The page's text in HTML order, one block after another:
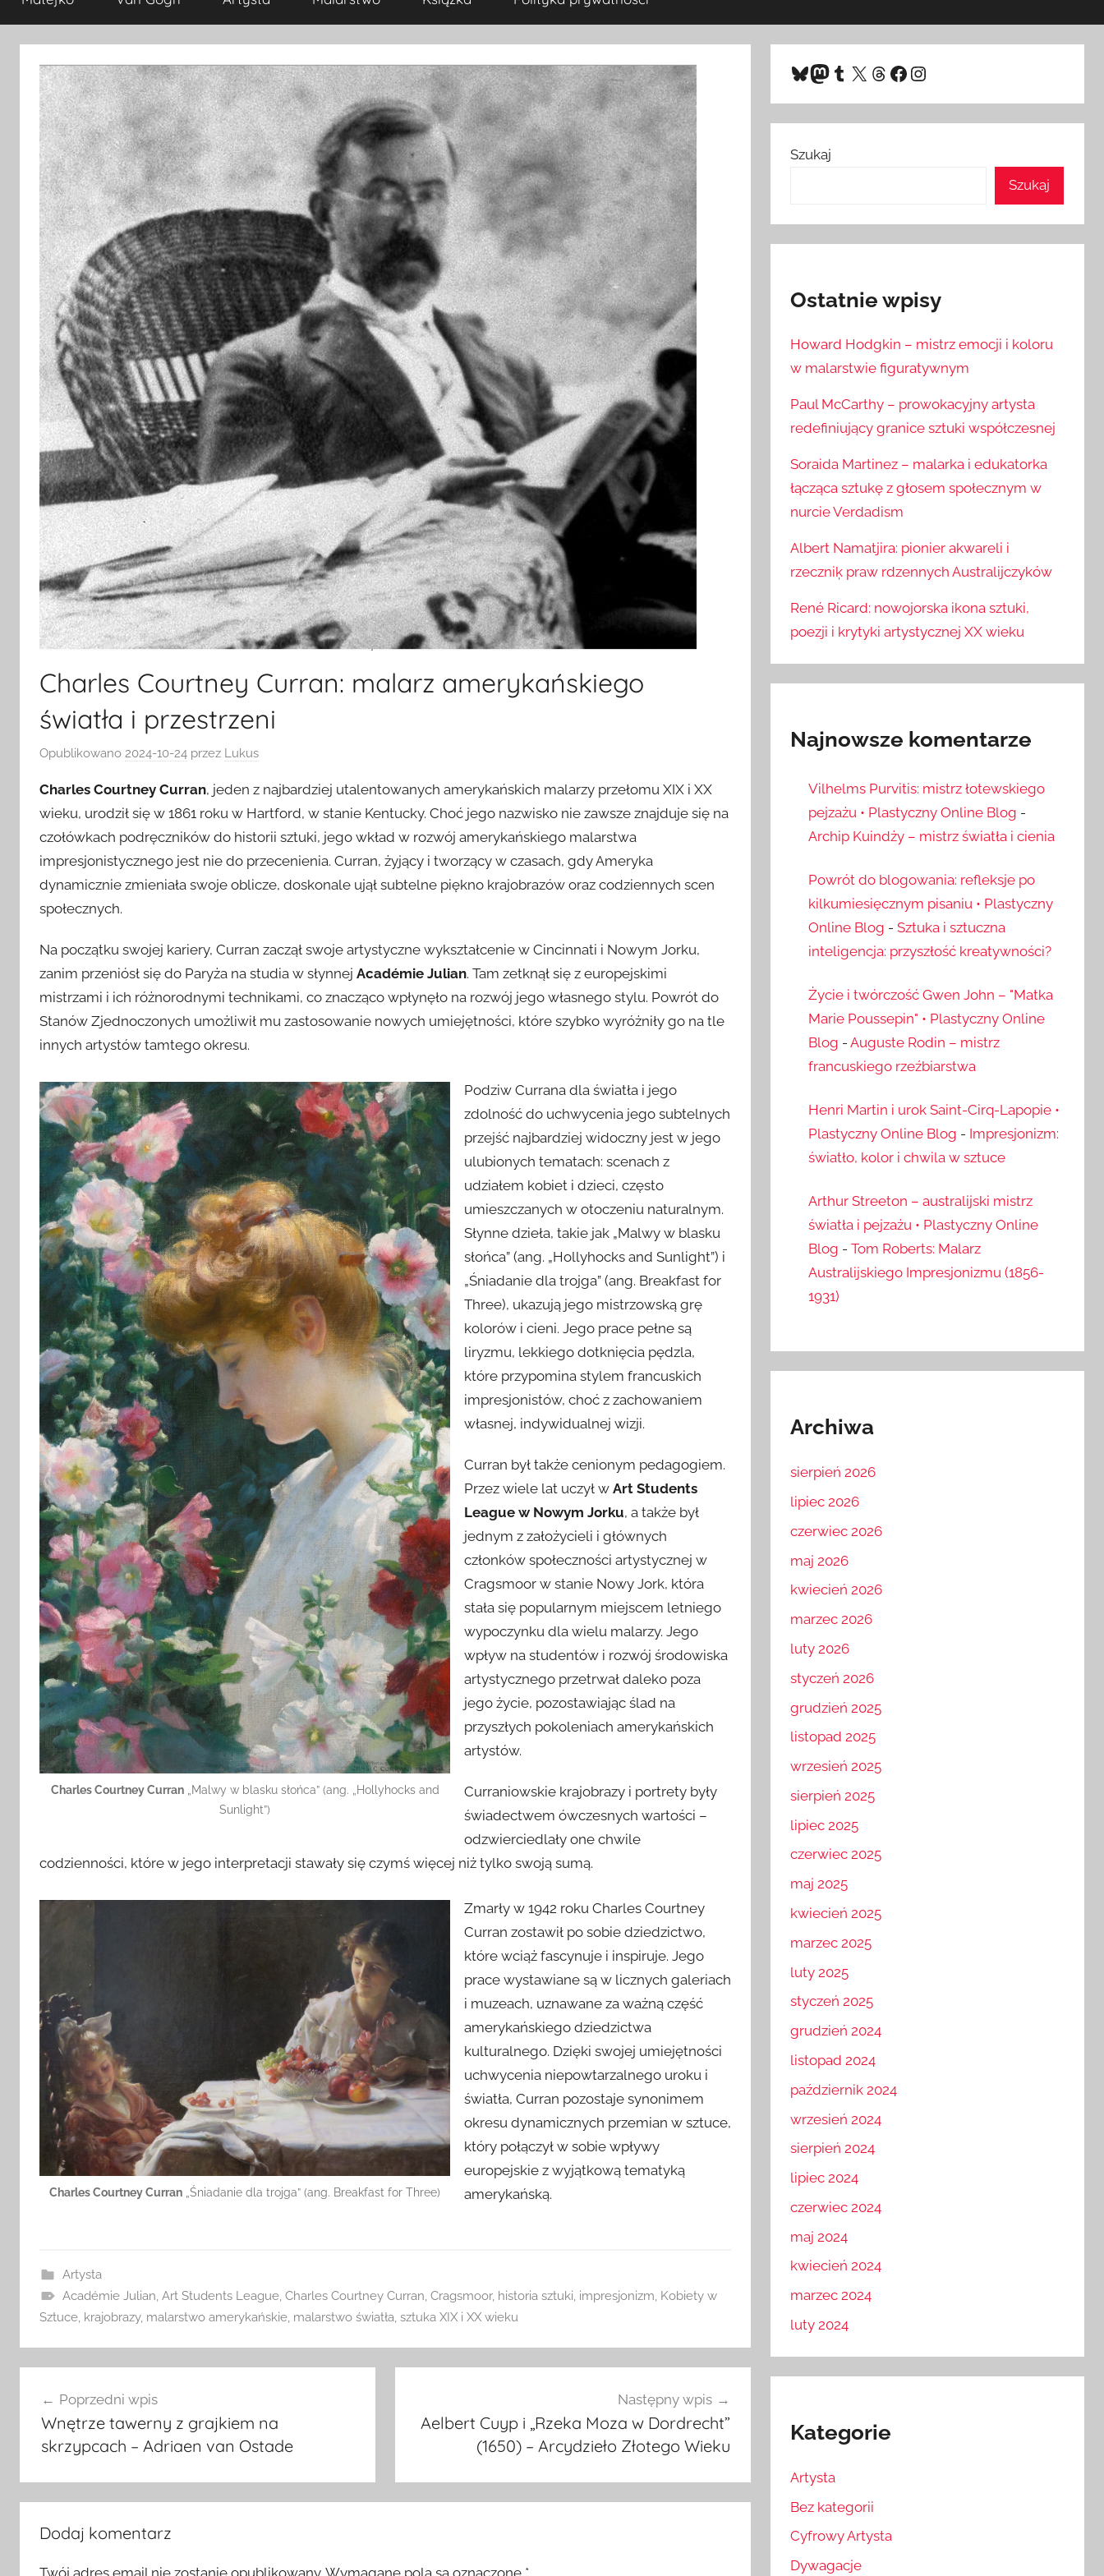
Charles Courtney Curran: malarz amerykańskiego
światła i przestrzeni
Opublikowano 2024-10-24 przez Lukus
Charles Courtney Curran, jeden z najbardziej utalentowanych amerykańskich malarzy przełomu XIX i XX
wieku, urodził się w 1861 roku w Hartford, w stanie Kentucky. Choć jego nazwisko nie zawsze znajduje się na
czołówkach podręczników do historii sztuki, jego wkład w rozwój amerykańskiego malarstwa
impresjonistycznego jest nie do przecenienia. Curran, żyjący i tworzący w czasach, gdy Ameryka
dynamicznie zmieniała swoje oblicze, doskonale ujął subtelne piękno krajobrazów oraz codziennych scen
społecznych.
Na początku swojej kariery, Curran zaczął swoje artystyczne wykształcenie w Cincinnati i Nowym Jorku,
zanim przeniósł się do Paryża na studia w słynnej Académie Julian. Tam zetknął się z europejskimi
mistrzami i ich różnorodnymi technikami, co znacząco wpłynęło na rozwój jego własnego stylu. Powrót do
Stanów Zjednoczonych umożliwił mu zastosowanie nowych umiejętności, które szybko wyróżniły go na tle
innych artystów tamtego okresu.
Charles Courtney Curran„Malwy w blasku słońca” (ang. „Hollyhocks and
Sunlight”)
Podziw Currana dla światła i jego
zdolność do uchwycenia jego subtelnych
przejść najbardziej widoczny jest w jego
ulubionych tematach: scenach z
udziałem kobiet i dzieci, często
umieszczanych w otoczeniu naturalnym.
Słynne dzieła, takie jak „Malwy w blasku
słońca” (ang. „Hollyhocks and Sunlight”) i
„Śniadanie dla trojga” (ang. Breakfast for
Three), ukazują jego mistrzowską grę
kolorów i cieni. Jego prace pełne są
liryzmu, lekkiego dotknięcia pędzla,
które przypomina stylem francuskich
impresjonistów, choć z zachowaniem
własnej, indywidualnej wizji.
Curran był także cenionym pedagogiem.
Przez wiele lat uczył w Art Students
League w Nowym Jorku, a także był
jednym z założycieli i głównych
członków społeczności artystycznej w
Cragsmoor w stanie Nowy Jork, która
stała się popularnym miejscem letniego
wypoczynku dla wielu malarzy. Jego
wpływ na studentów i rozwój środowiska
artystycznego przetrwał daleko poza
jego życie, pozostawiając ślad na
przyszłych pokoleniach amerykańskich
artystów.
Curraniowskie krajobrazy i portrety były
świadectwem ówczesnych wartości –
odzwierciedlały one chwile
codzienności, które w jego interpretacji stawały się czymś więcej niż tylko swoją sumą.
Charles Courtney Curran „Śniadanie dla trojga” (ang. Breakfast for Three)
Zmarły w 1942 roku Charles Courtney
Curran zostawił po sobie dziedzictwo,
które wciąż fascynuje i inspiruje. Jego
prace wystawiane są w licznych galeriach
i muzeach, uznawane za ważną część
amerykańskiego dziedzictwa
kulturalnego. Dzięki swojej umiejętności
uchwycenia niepowtarzalnego uroku i
światła, Curran pozostaje synonimem
okresu dynamicznych przemian w sztuce,
który połączył w sobie wpływy
europejskie z wyjątkową tematyką
amerykańską.
Artysta
Académie Julian Art Students League, Charles Courtney Curran Cragsmoor, historia sztuki impresjonizm Kobiety w
Sztuce krajobrazy, malarstwo amerykańskie malarstwo światła sztuka XIX i XX wieku
wpisuPoprzedni wpis
Wnętrze tawerny z grajkiem na
skrzypcach – Adriaen van Ostade
Następny wpis
Aelbert Cuyp i „Rzeka Moza w Dordrecht”
(1650) – Arcydzieło Złotego Wieku
Dodaj komentarz
Twój adres email nie zostanie opublikowany. Wymagane pola są oznaczone *
Bluesky
Mastodon
Tumblr
X Threads
Facebook
Instagram
Szukaj
Szukaj
Ostatnie wpisy
Howard Hodgkin – mistrz emocji i koloru
w malarstwie figuratywnym
Paul McCarthy – prowokacyjny artysta
redefiniujący granice sztuki współczesnej
Soraida Martinez – malarka i edukatorka
łącząca sztukę z głosem społecznym w
nurcie Verdadism
Albert Namatjira: pionier akwareli i
rzeczniķ praw rdzennych Australijczyków
René Ricard: nowojorska ikona sztuki,
poezji i krytyki artystycznej XX wieku
Najnowsze komentarze
Vilhelms Purvitis: mistrz łotewskiego
pejzażu • Plastyczny Online Blog -
Archip Kuindży – mistrz światła i cienia
Powrót do blogowania: refleksje po
kilkumiesięcznym pisaniu • Plastyczny
Online Blog - Sztuka i sztuczna
inteligencja: przyszłość kreatywności?
Życie i twórczość Gwen John – "Matka
Marie Poussepin" • Plastyczny Online
Blog - Auguste Rodin – mistrz
francuskiego rzeźbiarstwa
Henri Martin i urok Saint-Cirq-Lapopie •
Plastyczny Online Blog - Impresjonizm:
światło, kolor i chwila w sztuce
Arthur Streeton – australijski mistrz
światła i pejzażu • Plastyczny Online
Blog - Tom Roberts: Malarz
Australijskiego Impresjonizmu (1856-
1931)
Archiwa
sierpień 2026
lipiec 2026
czerwiec 2026
maj 2026
kwiecień 2026
marzec 2026
luty 2026
styczeń 2026
grudzień 2025
listopad 2025
wrzesień 2025
sierpień 2025
lipiec 2025
czerwiec 2025
maj 2025
kwiecień 2025
marzec 2025
luty 2025
styczeń 2025
grudzień 2024
listopad 2024
październik 2024
wrzesień 2024
sierpień 2024
lipiec 2024
czerwiec 2024
maj 2024
kwiecień 2024
marzec 2024
luty 2024
Kategorie
Artysta
Bez kategorii
Cyfrowy Artysta
Dywagacje